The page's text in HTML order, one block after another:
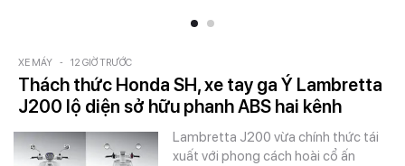
XE MÁY - 12 GIỜ TRƯỚC
Thách thức Honda SH, xe tay ga Ý Lambretta
J200 lộ diện sở hữu phanh ABS hai kênh
Lambretta J200 vừa chính thức tái
xuất với phong cách hoài cổ ấn